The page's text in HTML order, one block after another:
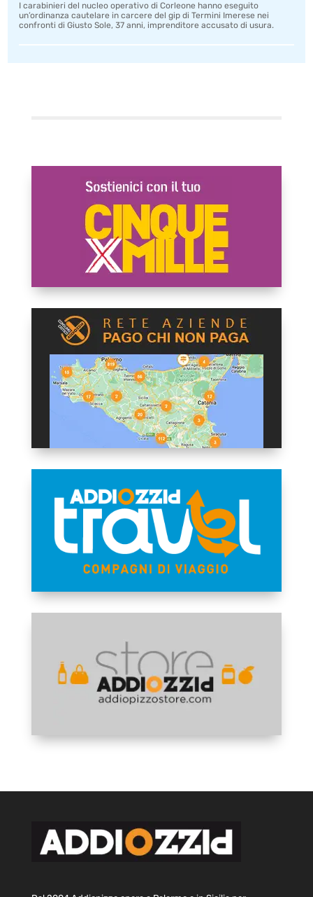
I carabinieri del nucleo operativo di Corleone hanno eseguito
un’ordinanza cautelare in carcere del gip di Termini Imerese nei
confronti di Giusto Sole, 37 anni, imprenditore accusato di usura.